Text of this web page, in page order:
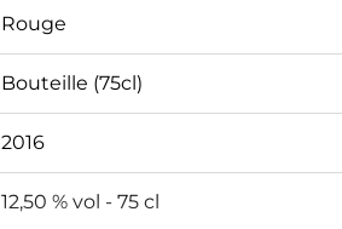
Rouge
Bouteille (75cl)
2016
12,50 % vol - 75 cl